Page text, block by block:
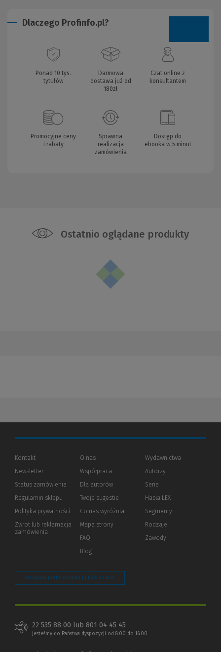
Dlaczego Profinfo.pl?
Ponad 10 tys.
tytułów
Darmowa
dostawa już od
180zł
Czat online z
konsultantem
Promocyjne ceny
i rabaty
Sprawna
realizacja
zamówienia
Dostęp do
ebooka w 5 minut
Ostatnio oglądane produkty
Kontakt
Newsletter
Status zamówienia
Regulamin sklepu
Polityka prywatności (Nowe
(Link
innej
Zwrot lub reklamacja
zamówienia
O nas
Współpraca
Dla autorów(Nowe
(Link
innej
Twoje sugestie
Co nas wyróżnia
Mapa strony
FAQ
Blog
Wydawnictwa
Autorzy
Serie
Hasła LEX
Segmenty
Rodzaje
Zawody
Zarządzaj preferencjami plików cookie
22 535 88 00 lub 801 04 45 45
Jesteśmy do Państwa dyspozycji od 8:00 do 16:00